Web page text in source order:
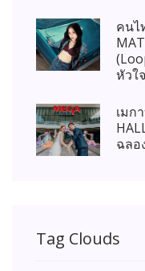
คนไ
หัวใ
เมก
ฉล
Tag Clouds